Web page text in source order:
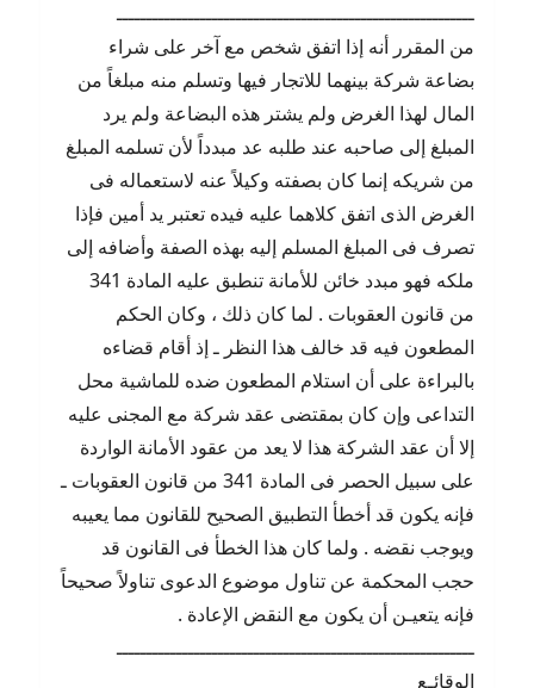
ــــــــــــــــــــــــــــــــــــــــــــــــــــــــــــ
من المقرر أنه إذا اتفق شخص مع آخر على شراء
بضاعة شركة بينهما للاتجار فيها وتسلم منه مبلغاً من
المال لهذا الغرض ولم يشتر هذه البضاعة ولم يرد
المبلغ إلى صاحبه عند طلبه عد مبدداً لأن تسلمه المبلغ
من شريكه إنما كان بصفته وكيلاً عنه لاستعماله فى
الغرض الذى اتفق كلاهما عليه فيده تعتبر يد أمين فإذا
تصرف فى المبلغ المسلم إليه بهذه الصفة وأضافه إلى
ملكه فهو مبدد خائن للأمانة تنطبق عليه المادة 341
من قانون العقوبات . لما كان ذلك ، وكان الحكم
المطعون فيه قد خالف هذا النظر ـ إذ أقام قضاءه
بالبراءة على أن استلام المطعون ضده للماشية محل
التداعى وإن كان بمقتضى عقد شركة مع المجنى عليه
إلا أن عقد الشركة هذا لا يعد من عقود الأمانة الواردة
على سبيل الحصر فى المادة 341 من قانون العقوبات ـ
فإنه يكون قد أخطأ التطبيق الصحيح للقانون مما يعيبه
ويوجب نقضه . ولما كان هذا الخطأ فى القانون قد
حجب المحكمة عن تناول موضوع الدعوى تناولاً صحيحاً
فإنه يتعيـن أن يكون مع النقض الإعادة .
ــــــــــــــــــــــــــــــــــــــــــــــــــــــــــــ
الوقائـع